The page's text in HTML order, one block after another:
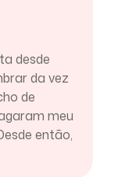
desde
da vez
de
meu
então,